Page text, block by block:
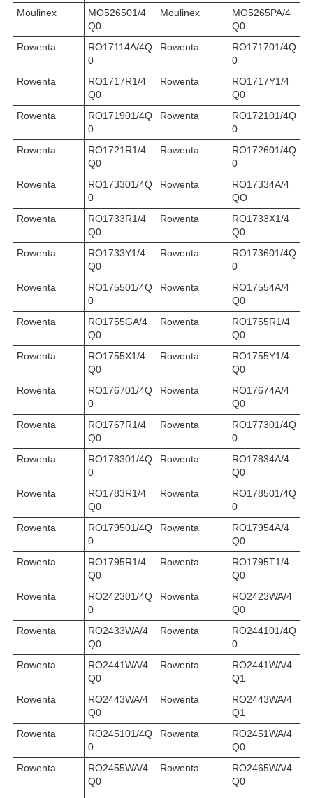
Moulinex
MO526501/4
Q0
Moulinex
MO5265PA/4
Q0
Rowenta
RO17114A/4Q
0
Rowenta
RO171701/4Q
0
Rowenta
RO1717R1/4
Q0
Rowenta
RO1717Y1/4
Q0
Rowenta
RO171901/4Q
0
Rowenta
RO172101/4Q
0
Rowenta
RO1721R1/4
Q0
Rowenta
RO172601/4Q
0
Rowenta
RO173301/4Q
0
Rowenta
RO17334A/4
QO
Rowenta
RO1733R1/4
Q0
Rowenta
RO1733X1/4
Q0
Rowenta
RO1733Y1/4
Q0
Rowenta
RO173601/4Q
0
Rowenta
RO175501/4Q
0
Rowenta
RO17554A/4
Q0
Rowenta
RO1755GA/4
Q0
Rowenta
RO1755R1/4
Q0
Rowenta
RO1755X1/4
Q0
Rowenta
RO1755Y1/4
Q0
Rowenta
RO176701/4Q
0
Rowenta
RO17674A/4
Q0
Rowenta
RO1767R1/4
Q0
Rowenta
RO177301/4Q
0
Rowenta
RO178301/4Q
0
Rowenta
RO17834A/4
Q0
Rowenta
RO1783R1/4
Q0
Rowenta
RO178501/4Q
0
Rowenta
RO179501/4Q
0
Rowenta
RO17954A/4
Q0
Rowenta
RO1795R1/4
Q0
Rowenta
RO1795T1/4
Q0
Rowenta
RO242301/4Q
0
Rowenta
RO2423WA/4
Q0
Rowenta
RO2433WA/4
Q0
Rowenta
RO244101/4Q
0
Rowenta
RO2441WA/4
Q0
Rowenta
RO2441WA/4
Q1
Rowenta
RO2443WA/4
Q0
Rowenta
RO2443WA/4
Q1
Rowenta
RO245101/4Q
0
Rowenta
RO2451WA/4
Q0
Rowenta
RO2455WA/4
Q0
Rowenta
RO2465WA/4
Q0